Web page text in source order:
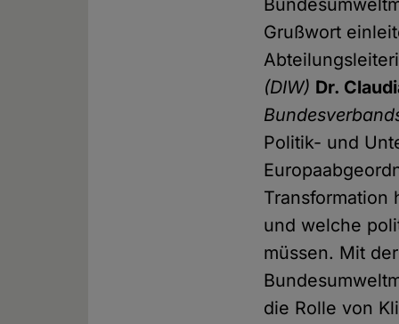
Grußwort
(DIW) Dr.
Politik- und
Transformation
und welche
müssen. Mit
die Rolle von